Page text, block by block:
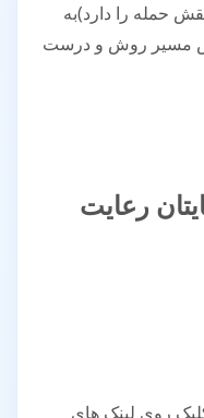
حمله را دارد)به
مسیر روش و درست
رعایت
روی لینک های